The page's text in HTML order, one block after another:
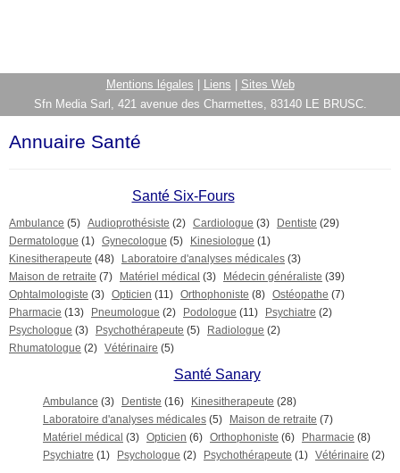
Mentions légales Liens
Sites Web
Sfn Media Sarl, 421 avenue des Charmettes, 83140 LE BRUSC.
Annuaire Santé
Santé Six-Fours
Ambulance (5) Audioprothésiste (2) Cardiologue (3) Dentiste (29)
Dermatologue (1) Gynecologue (5) Kinesiologue (1)
Kinesitherapeute (48) Laboratoire d'analyses médicales (3)
Maison de retraite (7) Matériel médical (3) Médecin généraliste (39)
Ophtalmologiste (3) Opticien (11) Orthophoniste (8) Ostéopathe (7)
Pharmacie (13) Pneumologue (2) Podologue (11) Psychiatre (2)
Psychologue (3) Psychothérapeute (5) Radiologue (2)
Rhumatologue (2) Vétérinaire (5)
Santé Sanary
Ambulance (3) Dentiste (16) Kinesitherapeute (28)
Laboratoire d'analyses médicales (5) Maison de retraite (7)
Matériel médical (3) Opticien (6) Orthophoniste (6) Pharmacie (8)
Psychiatre (1) Psychologue (2) Psychothérapeute (1) Vétérinaire (2)